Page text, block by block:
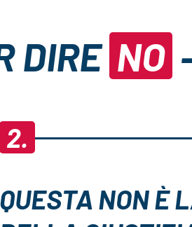
DIRE NO
2.
QUESTA NON È